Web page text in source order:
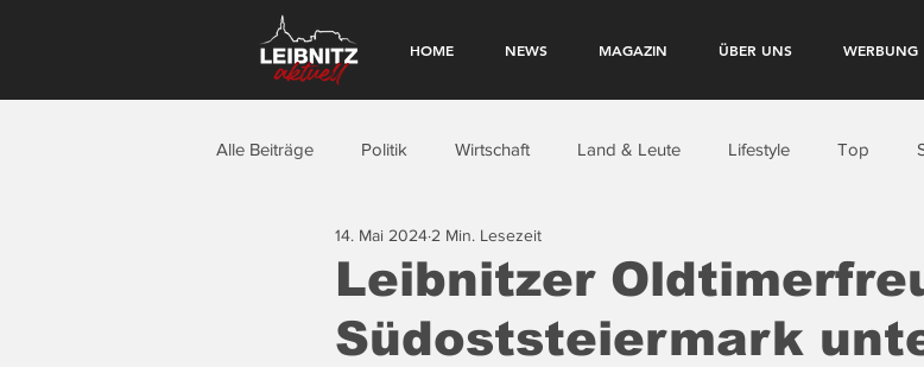
HOME NEWS MAGAZIN ÜBER UNS WERBUNG
Alle Beiträge Politik Wirtschaft Land & Leute Lifestyle Top
Leibnitzer
Südoststeiermark
14. Mai 2024 2 Min. Lesezeit